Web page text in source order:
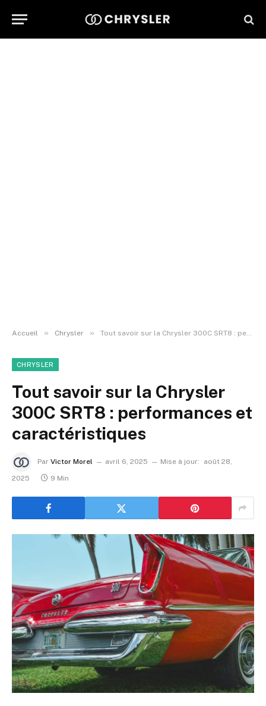
Accueil » Chrysler » Tout savoir sur la Chrysler 300C SRT8 : performances et caractéristiques
CHRYSLER
Tout savoir sur la Chrysler
300C SRT8 : performances et
caractéristiques
Par Victor Morel avril 6, 2025 Mise à jour:
août 28,
2025
9 Min